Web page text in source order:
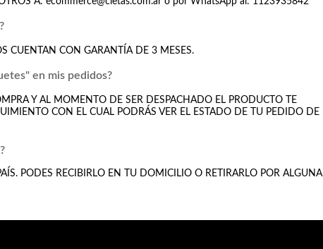
CUENTAN CON GARANTÍA DE 3 MESES.
en mis pedidos?
Y AL MOMENTO DE SER DESPACHADO EL PRODUCTO TE
CON EL CUAL PODRÁS VER EL ESTADO DE TU PEDIDO DE
PODES RECIBIRLO EN TU DOMICILIO O RETIRARLO POR ALGUNA